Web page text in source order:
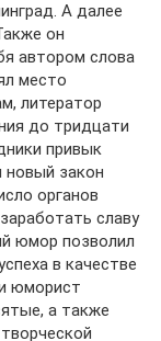
А далее
он
автором слова
место
литератор
до тридцати
привык
новый закон
органов
славу
юмор позволил
в качестве
юморист
а также